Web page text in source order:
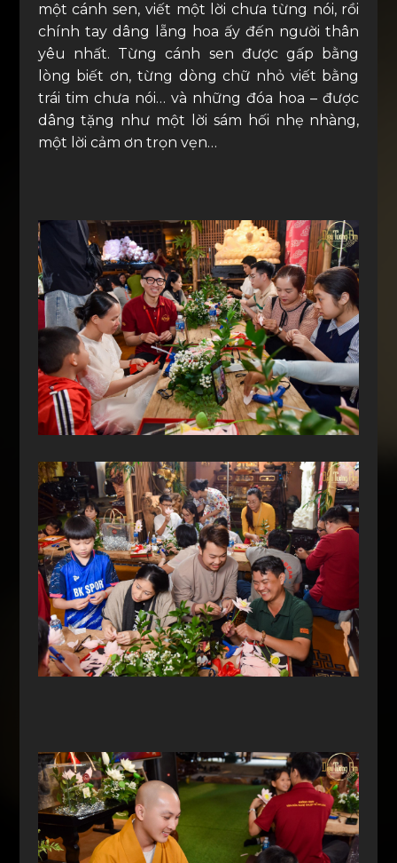
một cánh sen, viết một lời chưa từng nói, rồi
chính tay dâng lẵng hoa ấy đến người thân
yêu nhất. Từng cánh sen được gấp bằng
lòng biết ơn, từng dòng chữ nhỏ viết bằng
trái tim chưa nói… và những đóa hoa – được
dâng tặng như một lời sám hối nhẹ nhàng,
một lời cảm ơn trọn vẹn…